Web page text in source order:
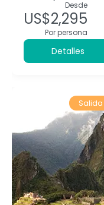
Desde
US$2,295
Por persona
Detalles